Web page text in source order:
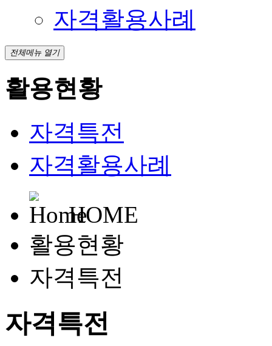
자격활용사례
전체메뉴 열기
활용현황
자격특전
자격활용사례
HOME
활용현황
자격특전
자격특전